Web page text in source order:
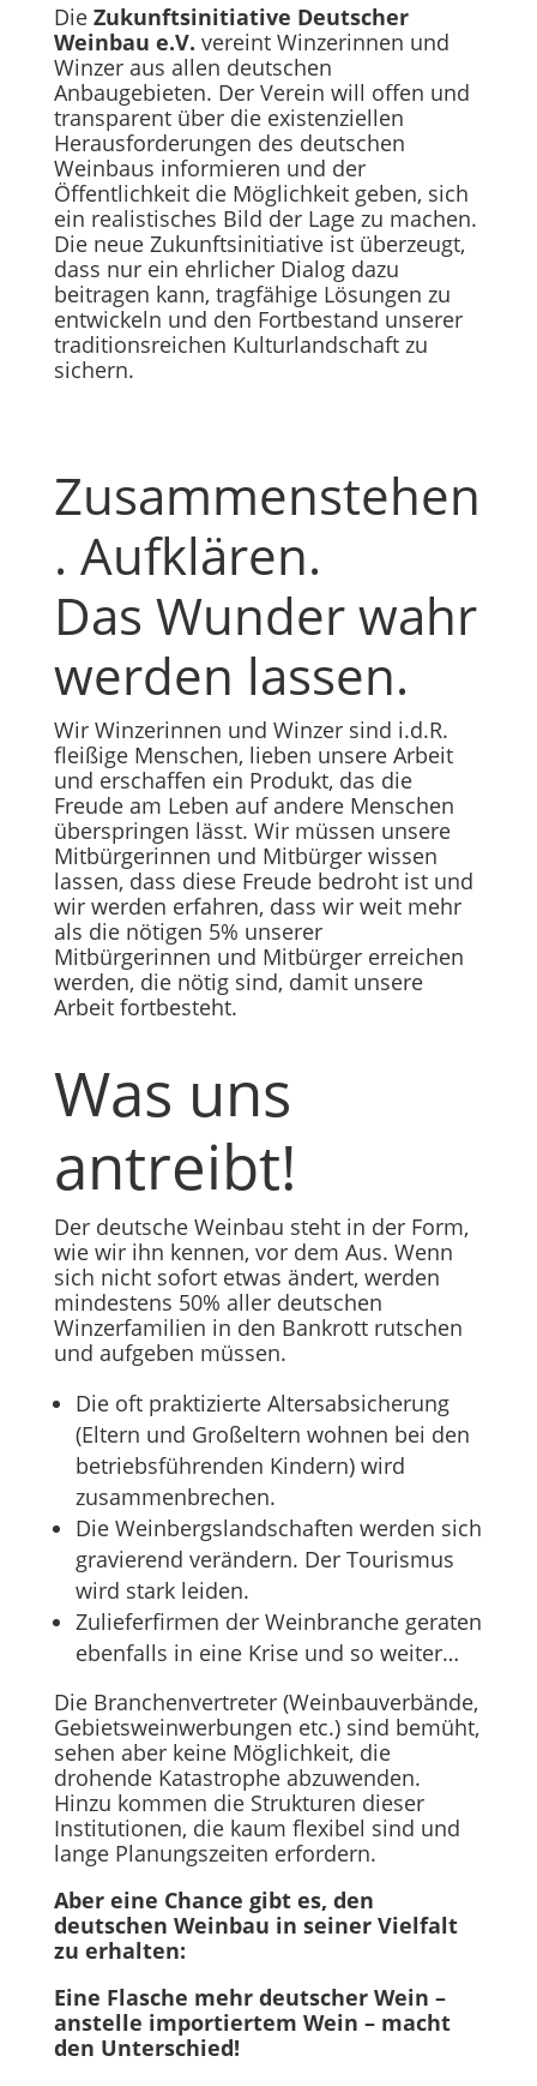
Die Zukunftsinitiative Deutscher
Weinbau e.V. vereint Winzerinnen und
Winzer aus allen deutschen
Anbaugebieten. Der Verein will offen und
transparent über die existenziellen
Herausforderungen des deutschen
Weinbaus informieren und der
Öffentlichkeit die Möglichkeit geben, sich
ein realistisches Bild der Lage zu machen.
Die neue Zukunftsinitiative ist überzeugt,
dass nur ein ehrlicher Dialog dazu
beitragen kann, tragfähige Lösungen zu
entwickeln und den Fortbestand unserer
traditionsreichen Kulturlandschaft zu
sichern.
Zusammenstehen
. Aufklären.
Das Wunder wahr
werden lassen.
Wir Winzerinnen und Winzer sind i.d.R.
fleißige Menschen, lieben unsere Arbeit
und erschaffen ein Produkt, das die
Freude am Leben auf andere Menschen
überspringen lässt. Wir müssen unsere
Mitbürgerinnen und Mitbürger wissen
lassen, dass diese Freude bedroht ist und
wir werden erfahren, dass wir weit mehr
als die nötigen 5% unserer
Mitbürgerinnen und Mitbürger erreichen
werden, die nötig sind, damit unsere
Arbeit fortbesteht.
Was uns
antreibt!
Der deutsche Weinbau steht in der Form,
wie wir ihn kennen, vor dem Aus. Wenn
sich nicht sofort etwas ändert, werden
mindestens 50% aller deutschen
Winzerfamilien in den Bankrott rutschen
und aufgeben müssen.
Die oft praktizierte Altersabsicherung
(Eltern und Großeltern wohnen bei den
betriebsführenden Kindern) wird
zusammenbrechen.
Die Weinbergslandschaften werden sich
gravierend verändern. Der Tourismus
wird stark leiden.
Zulieferfirmen der Weinbranche geraten
ebenfalls in eine Krise und so weiter…
Die Branchenvertreter (Weinbauverbände,
Gebietsweinwerbungen etc.) sind bemüht,
sehen aber keine Möglichkeit, die
drohende Katastrophe abzuwenden.
Hinzu kommen die Strukturen dieser
Institutionen, die kaum flexibel sind und
lange Planungszeiten erfordern.
Aber eine Chance gibt es, den
deutschen Weinbau in seiner Vielfalt
zu erhalten:
Eine Flasche mehr deutscher Wein –
anstelle importiertem Wein – macht
den Unterschied!